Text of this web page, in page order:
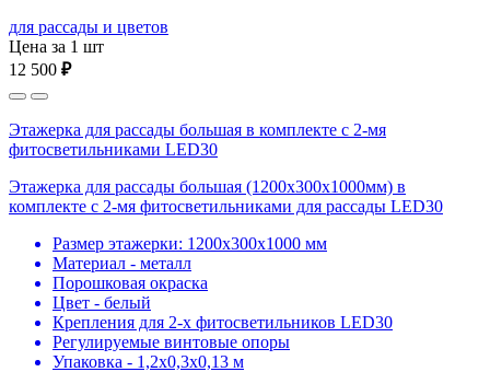
для рассады и цветов
Цена за 1 шт
12 500 ₽
Этажерка для рассады большая в комплекте с 2-мя
фитосветильниками LED30
Этажерка для рассады большая (1200х300х1000мм) в
комплекте с 2-мя фитосветильниками для рассады LED30
Размер этажерки: 1200х300х1000 мм
Материал - металл
Порошковая окраска
Цвет - белый
Крепления для 2-х фитосветильников LED30
Регулируемые винтовые опоры
Упаковка - 1,2х0,3х0,13 м